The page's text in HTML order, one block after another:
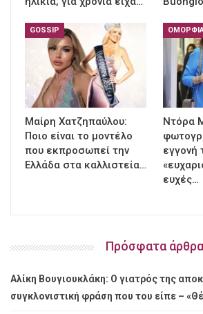
GOSSIP
Μαίρη Χατζηπαύλου:
Ποιο είναι το μοντέλο
που εκπροσωπεί την
Ελλάδα στα καλλιστεία…
Ντόρα
εγγονή
ευχές…
Πρόσφατα άρθρα
Αλίκη Βουγιουκλάκη: Ο γιατρός της
συγκλονιστική φράση που του είπε –